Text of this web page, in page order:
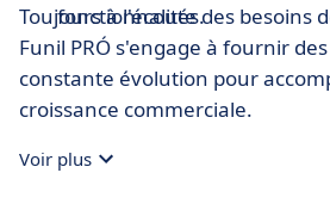
fonctionnalités.
Toujours à l'écoute des besoins
Funil PRÓ s'engage à fournir
constante évolution pour
croissance commerciale.
Voir plus